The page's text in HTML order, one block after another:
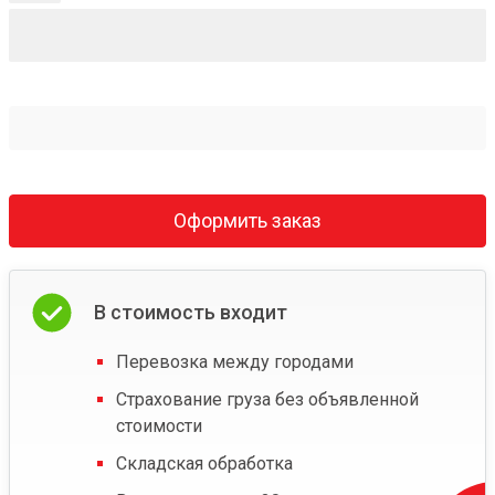
Оформить заказ
В стоимость входит
Перевозка между городами
Страхование груза без объявленной
стоимости
Складская обработка